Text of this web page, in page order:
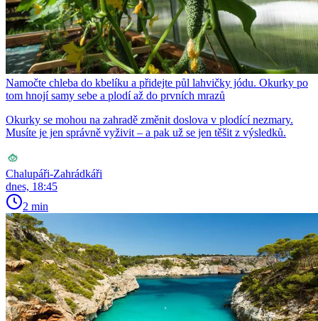
Namočte chleba do kbelíku a přidejte půl lahvičky jódu. Okurky po
tom hnojí samy sebe a plodí až do prvních mrazů
Okurky se mohou na zahradě změnit doslova v plodící nezmary.
Musíte je jen správně vyživit – a pak už se jen těšit z výsledků.
Chalupáři-Zahrádkáři
dnes, 18:45
2 min